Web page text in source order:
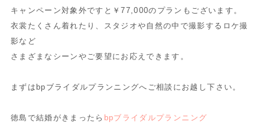
キャンペーン対象外ですと￥77,000のプランもございます。
衣裳たくさん着れたり、スタジオや自然の中で撮影するロケ撮
影など
さまざまなシーンやご要望にお応えできます。
まずはbpブライダルプランニングへご相談にお越し下さい。
徳島で結婚がきまったら bpブライダルプランニング